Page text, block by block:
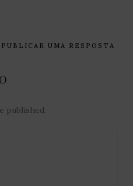
PUBLICAR UMA RESPOSTA
published.